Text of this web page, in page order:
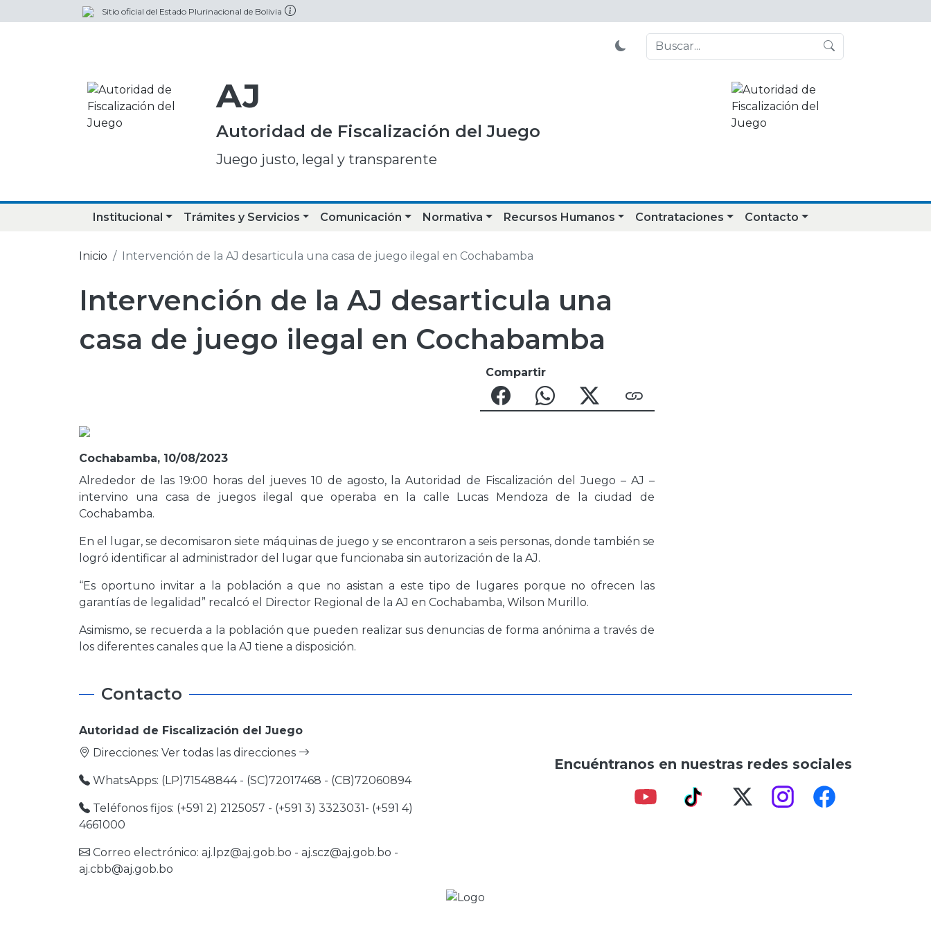
Sitio oficial del Estado Plurinacional de Bolivia
AJ
Autoridad de Fiscalización del Juego
Juego justo, legal y transparente
Institucional Trámites y Servicios Comunicación Normativa Recursos Humanos Contrataciones Contacto
Inicio Intervención de la AJ desarticula una casa de juego ilegal en Cochabamba
Intervención de la AJ desarticula una
casa de juego ilegal en Cochabamba
Compartir
Cochabamba, 10/08/2023
Alrededor de las 19:00 horas del jueves 10 de agosto, la Autoridad de Fiscalización del Juego – AJ –
intervino una casa de juegos ilegal que operaba en la calle Lucas Mendoza de la ciudad de
Cochabamba.
En el lugar, se decomisaron siete máquinas de juego y se encontraron a seis personas, donde también se
logró identificar al administrador del lugar que funcionaba sin autorización de la AJ.
“Es oportuno invitar a la población a que no asistan a este tipo de lugares porque no ofrecen las
garantías de legalidad” recalcó el Director Regional de la AJ en Cochabamba, Wilson Murillo.
Asimismo, se recuerda a la población que pueden realizar sus denuncias de forma anónima a través de
los diferentes canales que la AJ tiene a disposición.
Contacto
Autoridad de Fiscalización del Juego
Direcciones: Ver todas las direcciones
WhatsApps: (LP)71548844 - (SC)72017468 - (CB)72060894
Teléfonos fijos: (+591 2) 2125057 - (+591 3) 3323031- (+591 4)
4661000
Correo electrónico: aj.lpz@aj.gob.bo - aj.scz@aj.gob.bo -
aj.cbb@aj.gob.bo
Encuéntranos en nuestras redes sociales